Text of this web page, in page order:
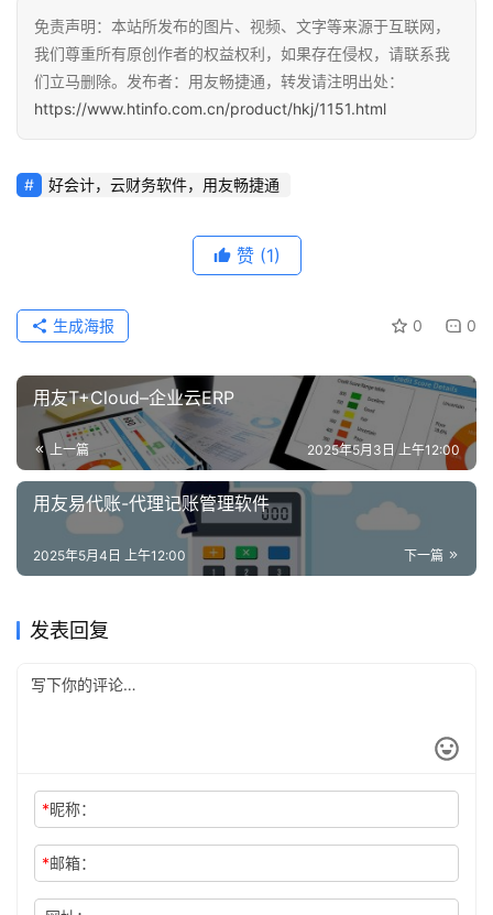
免责声明：本站所发布的图片、视频、文字等来源于互联网，
我们尊重所有原创作者的权益权利，如果存在侵权，请联系我
们立马删除。发布者：用友畅捷通，转发请注明出处：
https://www.htinfo.com.cn/product/hkj/1151.html
好会计，云财务软件，用友畅捷通
赞 (1)
0 0
生成海报
用友T+Cloud–企业云ERP
上一篇 2025年5月3日 上午12:00
用友易代账-代理记账管理软件
下一篇
2025年5月4日 上午12:00
发表回复
*昵称：
*邮箱：